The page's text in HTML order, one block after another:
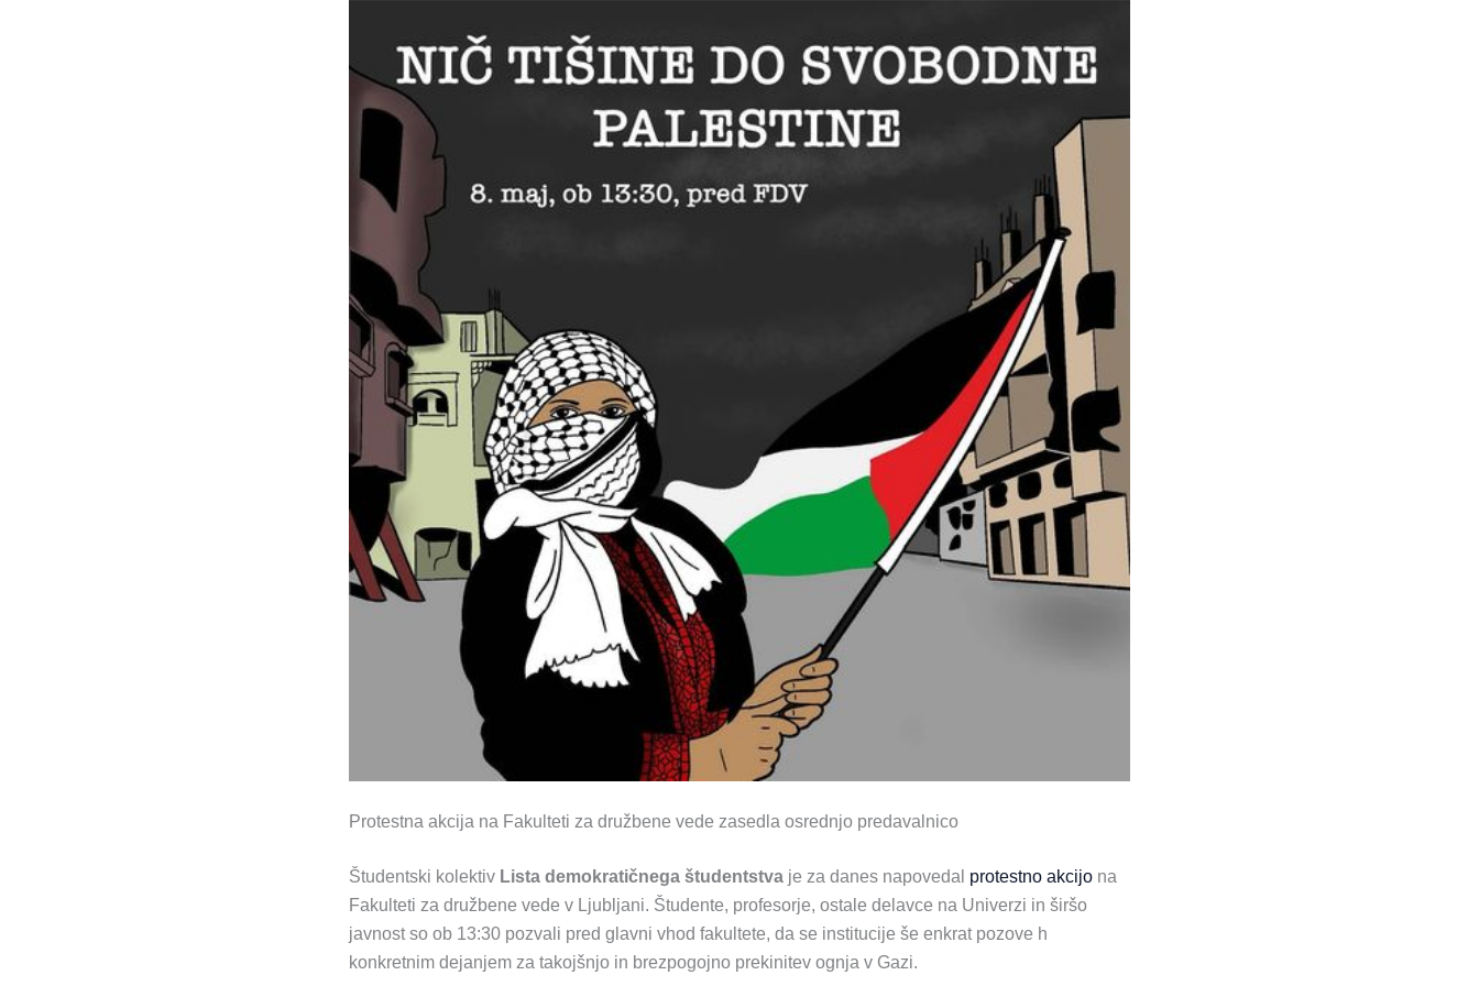
Protestna akcija na Fakulteti za družbene vede zasedla osrednjo predavalnico
Študentski kolektiv Lista demokratičnega študentstva je za danes napovedal protestno akcijo na
Fakulteti za družbene vede v Ljubljani. Študente, profesorje, ostale delavce na Univerzi in širšo
javnost so ob 13:30 pozvali pred glavni vhod fakultete, da se institucije še enkrat pozove h
konkretnim dejanjem za takojšnjo in brezpogojno prekinitev ognja v Gazi.